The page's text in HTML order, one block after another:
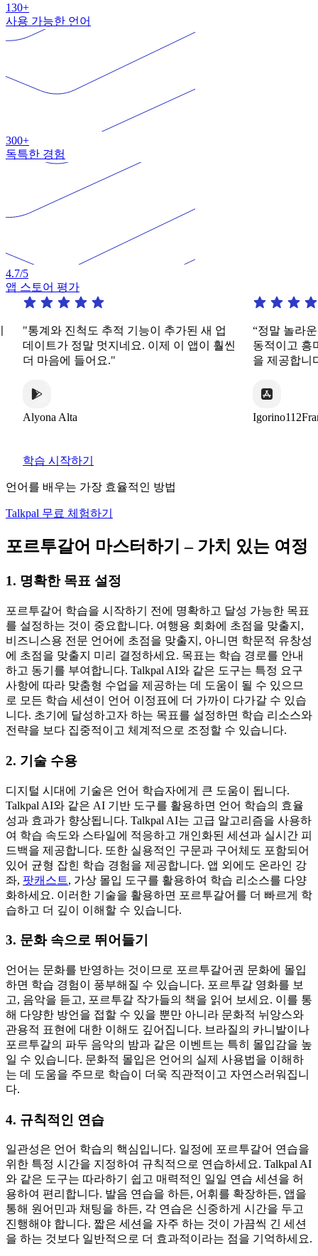
130+
사용 가능한 언어
300+
독특한 경험
4.7/5
앱 스토어 평가
계와 진척도 추적 기능이 추가된 새 업
이트가 정말 멋지네요. 이제 이 앱이 훨씬
마음에 들어요."
Alta
“정말 놀라운 앱
동적이고 흥미로
을 제공합니다.”
Igorino112France
학습 시작하기
언어를 배우는 가장 효율적인 방법
Talkpal 무료 체험하기
포르투갈어 마스터하기 – 가치 있는 여정
1. 명확한 목표 설정
포르투갈어 학습을 시작하기 전에 명확하고 달성 가능한 목표
를 설정하는 것이 중요합니다. 여행용 회화에 초점을 맞출지,
비즈니스용 전문 언어에 초점을 맞출지, 아니면 학문적 유창성
에 초점을 맞출지 미리 결정하세요. 목표는 학습 경로를 안내
하고 동기를 부여합니다. Talkpal AI와 같은 도구는 특정 요구
사항에 따라 맞춤형 수업을 제공하는 데 도움이 될 수 있으므
로 모든 학습 세션이 언어 이정표에 더 가까이 다가갈 수 있습
니다. 초기에 달성하고자 하는 목표를 설정하면 학습 리소스와
전략을 보다 집중적이고 체계적으로 조정할 수 있습니다.
2. 기술 수용
디지털 시대에 기술은 언어 학습자에게 큰 도움이 됩니다.
Talkpal AI와 같은 AI 기반 도구를 활용하면 언어 학습의 효율
성과 효과가 향상됩니다. Talkpal AI는 고급 알고리즘을 사용하
여 학습 속도와 스타일에 적응하고 개인화된 세션과 실시간 피
드백을 제공합니다. 또한 실용적인 구문과 구어체도 포함되어
있어 균형 잡힌 학습 경험을 제공합니다. 앱 외에도 온라인 강
좌, 팟캐스트, 가상 몰입 도구를 활용하여 학습 리소스를 다양
화하세요. 이러한 기술을 활용하면 포르투갈어를 더 빠르게 학
습하고 더 깊이 이해할 수 있습니다.
3. 문화 속으로 뛰어들기
언어는 문화를 반영하는 것이므로 포르투갈어권 문화에 몰입
하면 학습 경험이 풍부해질 수 있습니다. 포르투갈 영화를 보
고, 음악을 듣고, 포르투갈 작가들의 책을 읽어 보세요. 이를 통
해 다양한 방언을 접할 수 있을 뿐만 아니라 문화적 뉘앙스와
관용적 표현에 대한 이해도 깊어집니다. 브라질의 카니발이나
포르투갈의 파두 음악의 밤과 같은 이벤트는 특히 몰입감을 높
일 수 있습니다. 문화적 몰입은 언어의 실제 사용법을 이해하
는 데 도움을 주므로 학습이 더욱 직관적이고 자연스러워집니
다.
4. 규칙적인 연습
일관성은 언어 학습의 핵심입니다. 일정에 포르투갈어 연습을
위한 특정 시간을 지정하여 규칙적으로 연습하세요. Talkpal AI
와 같은 도구는 따라하기 쉽고 매력적인 일일 연습 세션을 허
용하여 편리합니다. 발음 연습을 하든, 어휘를 확장하든, 앱을
통해 원어민과 채팅을 하든, 각 연습은 신중하게 시간을 두고
진행해야 합니다. 짧은 세션을 자주 하는 것이 가끔씩 긴 세션
을 하는 것보다 일반적으로 더 효과적이라는 점을 기억하세요.